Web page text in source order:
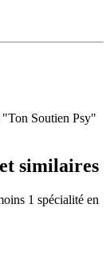
"Ton Soutien Psy"
similaires
1 spécialité en